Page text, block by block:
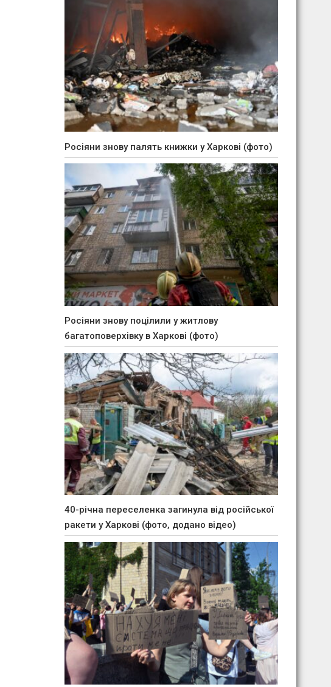
Росіяни знову палять книжки у Харкові (фото)
Росіяни знову поцілили у житлову
багатоповерхівку в Харкові (фото)
40-річна переселенка загинула від російської
ракети у Харкові (фото, додано відео)